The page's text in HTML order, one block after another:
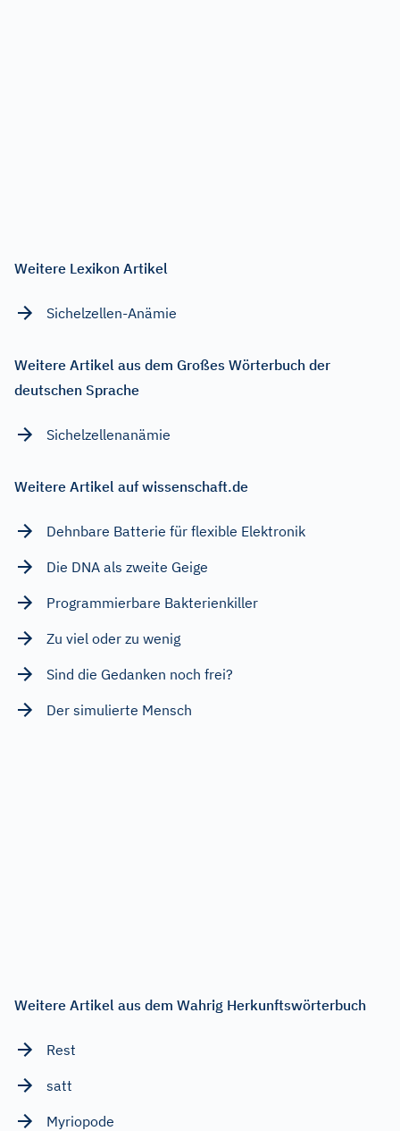
Weitere Lexikon Artikel
Sichelzellen-Anämie
Weitere Artikel aus dem Großes Wörterbuch der
deutschen Sprache
Sichelzellenanämie
Weitere Artikel auf wissenschaft.de
Dehnbare Batterie für flexible Elektronik
Die DNA als zweite Geige
Programmierbare Bakterienkiller
Zu viel oder zu wenig
Sind die Gedanken noch frei?
Der simulierte Mensch
Weitere Artikel aus dem Wahrig Herkunftswörterbuch
Rest
satt
Myriopode